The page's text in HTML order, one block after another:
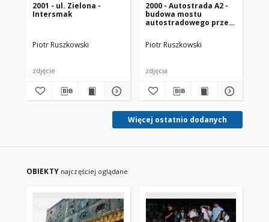
2001 - ul. Zielona -
Intersmak
Piotr Ruszkowski
zdjęcie
2000 - Autostrada A2 -
budowa mostu
autostradowego przez
Piotr Ruszkowski
zdjęcia
Więcej ostatnio dodanych
OBIEKTY najczęściej oglądane